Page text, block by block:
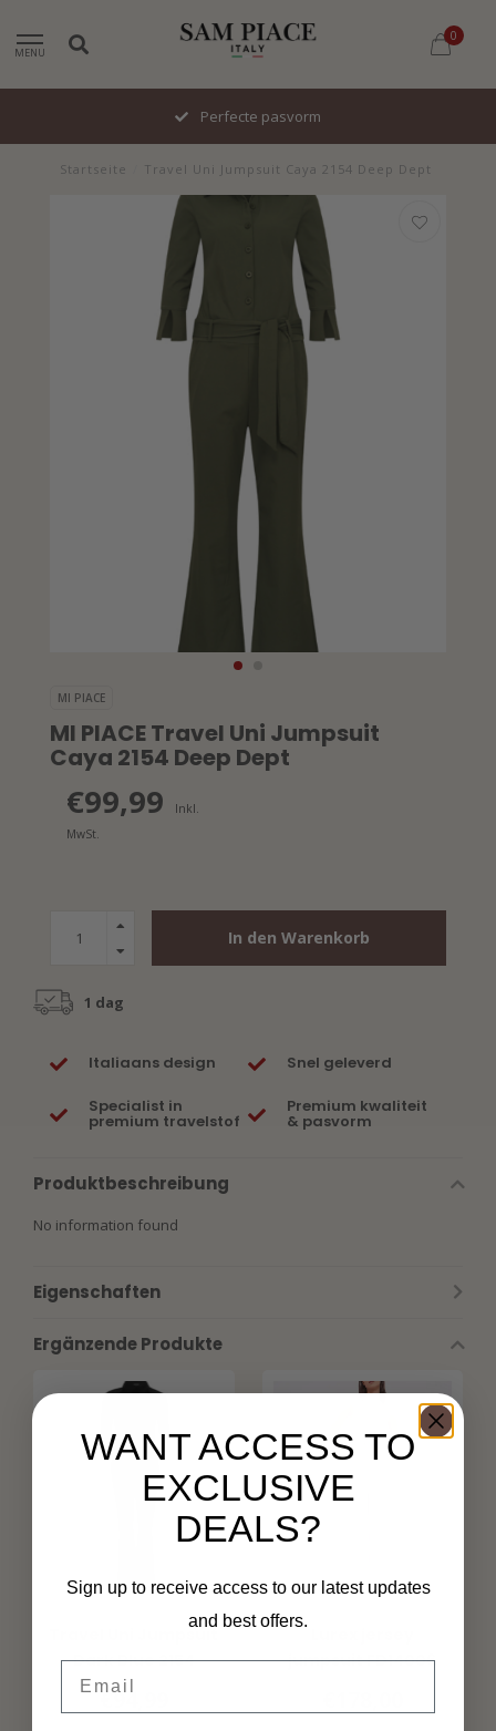
MENU
0
Perfecte pasvorm
Startseite Travel Uni Jumpsuit Caya 2154 Deep Dept
MI PIACE
MI PIACE Travel Uni Jumpsuit
Caya 2154 Deep Dept
€99,99
Inkl.
MwSt.
In den Warenkorb
1 dag
Italiaans design Snel geleverd
Specialist in
premium travelstof
Premium kwaliteit
& pasvorm
Produktbeschreibung
No information found
Eigenschaften
Ergänzende Produkte
Travel Uni Jumpsuit
Dark Blue 2154
€94,99
jumpsuit FD14006
WANT ACCESS TO
EXCLUSIVE
DEALS?
Sign up to receive access to our latest updates
and best offers.